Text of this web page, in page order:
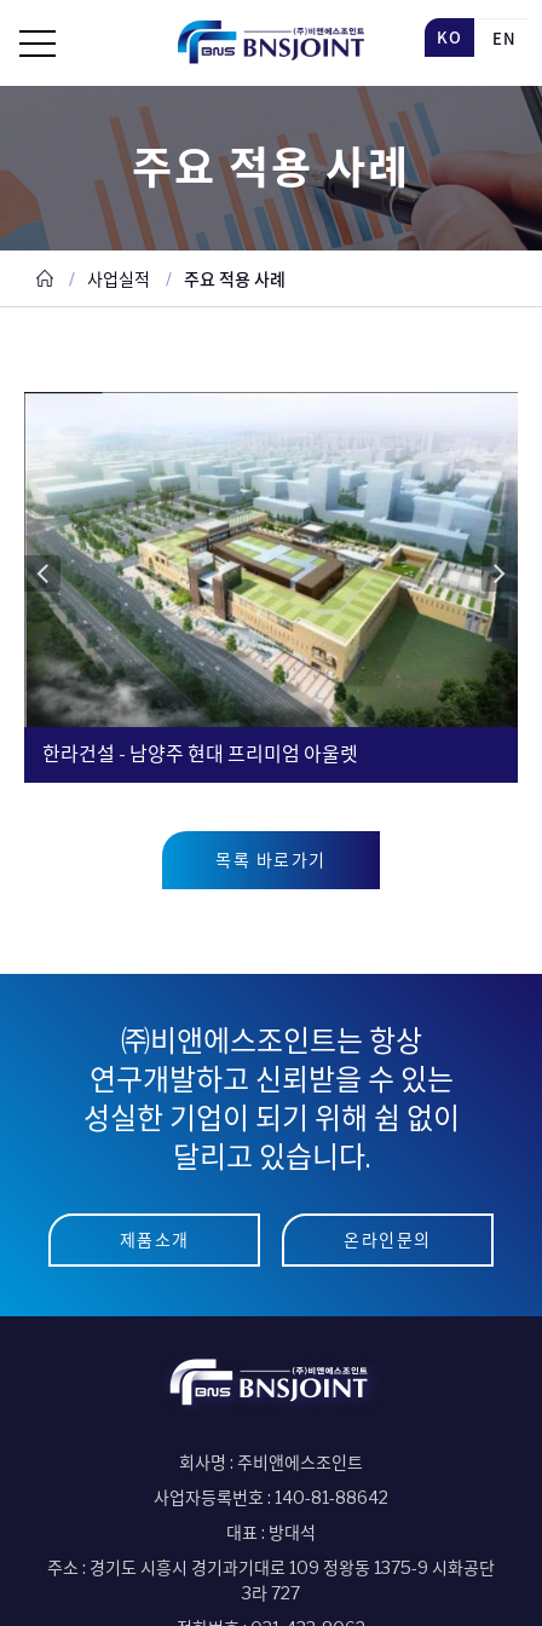
KO EN
주요 적용 사례
사업실적 주요 적용 사례
한라건설 - 남양주 현대 프리미엄 아울렛
목록 바로가기
㈜비앤에스조인트는 항상
연구개발하고 신뢰받을 수 있는
성실한 기업이 되기 위해 쉼 없이
달리고 있습니다.
제품소개 온라인문의
회사명 : 주비앤에스조인트
사업자등록번호 : 140-81-88642
대표 : 방대석
주소 : 경기도 시흥시 경기과기대로 109 정왕동 1375-9 시화공단
3라 727